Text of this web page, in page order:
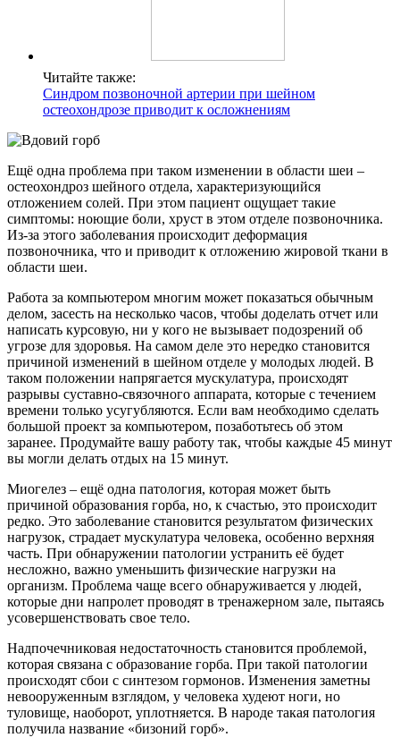
Читайте также:
Синдром позвоночной артерии при шейном
остеохондрозе приводит к осложнениям
Ещё одна проблема при таком изменении в области шеи –
остеохондроз шейного отдела, характеризующийся
отложением солей. При этом пациент ощущает такие
симптомы: ноющие боли, хруст в этом отделе позвоночника.
Из-за этого заболевания происходит деформация
позвоночника, что и приводит к отложению жировой ткани в
области шеи.
Работа за компьютером многим может показаться обычным
делом, засесть на несколько часов, чтобы доделать отчет или
написать курсовую, ни у кого не вызывает подозрений об
угрозе для здоровья. На самом деле это нередко становится
причиной изменений в шейном отделе у молодых людей. В
таком положении напрягается мускулатура, происходят
разрывы суставно-связочного аппарата, которые с течением
времени только усугубляются. Если вам необходимо сделать
большой проект за компьютером, позаботьтесь об этом
заранее. Продумайте вашу работу так, чтобы каждые 45 минут
вы могли делать отдых на 15 минут.
Миогелез – ещё одна патология, которая может быть
причиной образования горба, но, к счастью, это происходит
редко. Это заболевание становится результатом физических
нагрузок, страдает мускулатура человека, особенно верхняя
часть. При обнаружении патологии устранить её будет
несложно, важно уменьшить физические нагрузки на
организм. Проблема чаще всего обнаруживается у людей,
которые дни напролет проводят в тренажерном зале, пытаясь
усовершенствовать свое тело.
Надпочечниковая недостаточность становится проблемой,
которая связана с образование горба. При такой патологии
происходят сбои с синтезом гормонов. Изменения заметны
невооруженным взглядом, у человека худеют ноги, но
туловище, наоборот, уплотняется. В народе такая патология
получила название «бизоний горб».